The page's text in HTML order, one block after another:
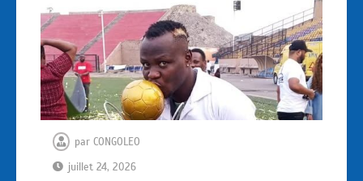
par CONGOLEO
juillet 24, 2026